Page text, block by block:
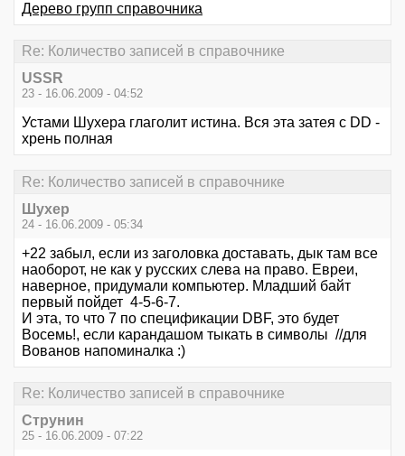
Дерево групп справочника
Re: Количество записей в справочнике
USSR
23 - 16.06.2009 - 04:52
Устами Шухера глаголит истина. Вся эта затея с DD -
хрень полная
Re: Количество записей в справочнике
Шухер
24 - 16.06.2009 - 05:34
+22 забыл, если из заголовка доставать, дык там все
наоборот, не как у русских слева на право. Евреи,
наверное, придумали компьютер. Младший байт
первый пойдет 4-5-6-7.
И эта, то что 7 по спецификации DBF, это будет
Восемь!, если карандашом тыкать в символы //для
Вованов напоминалка :)
Re: Количество записей в справочнике
Струнин
25 - 16.06.2009 - 07:22